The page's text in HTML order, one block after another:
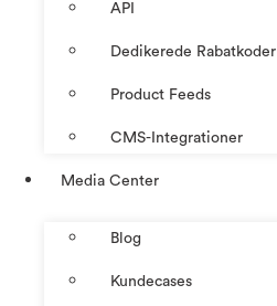
API
Dedikerede Rabatkoder
Product Feeds
CMS-Integrationer
Media Center
Blog
Kundecases